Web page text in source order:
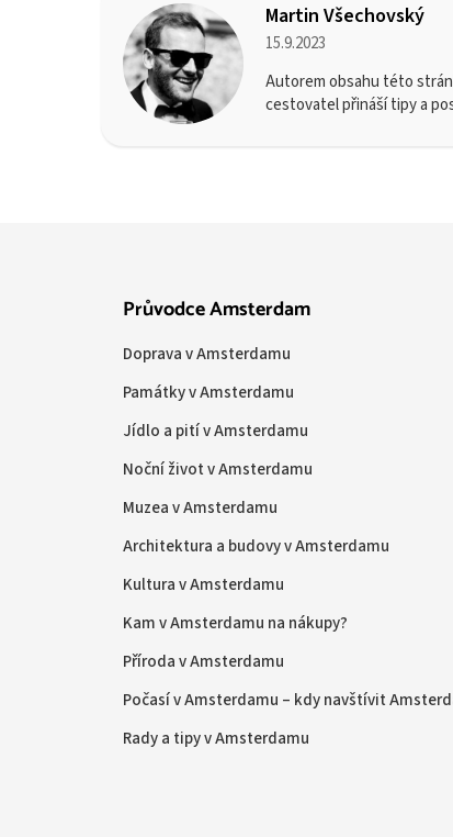
Martin Všechovský
15.9.2023
Autorem obsahu této
cestovatel přináší tipy a
Průvodce Amsterdam
Doprava v Amsterdamu
Památky v Amsterdamu
Jídlo a pití v Amsterdamu
Noční život v Amsterdamu
Muzea v Amsterdamu
Architektura a budovy v Amsterdamu
Kultura v Amsterdamu
Kam v Amsterdamu na nákupy?
Příroda v Amsterdamu
Počasí v Amsterdamu – kdy navštívit
Rady a tipy v Amsterdamu